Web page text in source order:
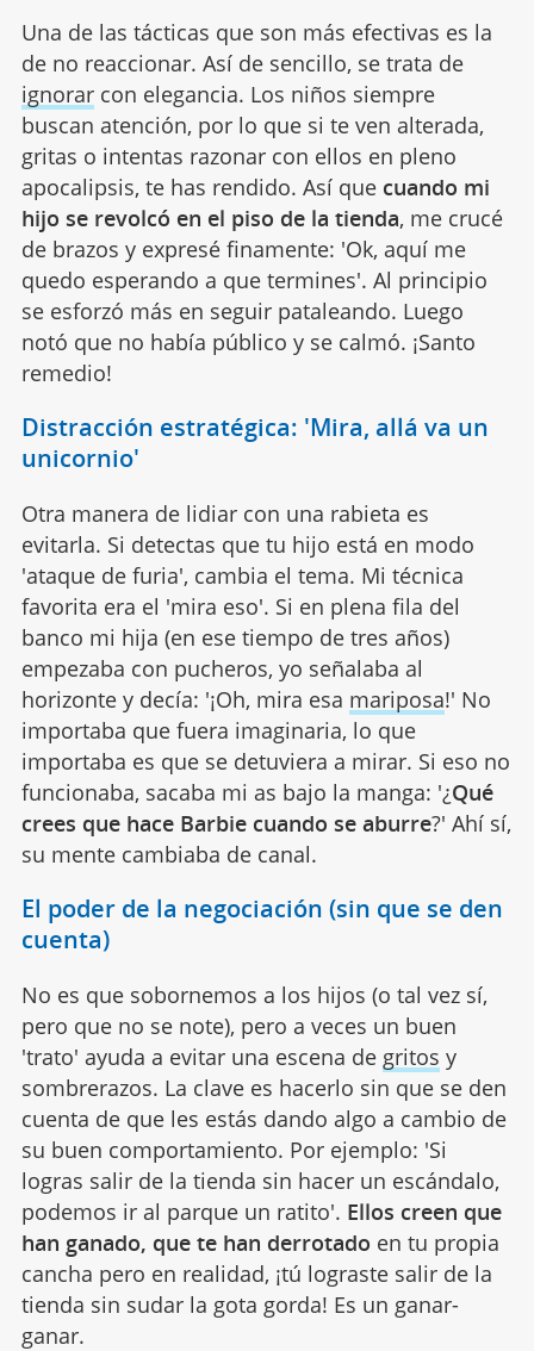
Una de las tácticas que son más efectivas es la
de no reaccionar. Así de sencillo, se trata de
ignorarcon elegancia. Los niños siempre
buscan atención, por lo que si te ven alterada,
gritas o intentas razonar con ellos en pleno
apocalipsis, te has rendido. Así quecuando mi
hijo se revolcó en el piso de la tienda, me crucé
de brazos y expresé finamente: 'Ok, aquí me
quedo esperando a que termines'. Al principio
se esforzó más en seguir pataleando. Luego
notó que no había público y se calmó. ¡Santo
remedio!
Distracción estratégica: 'Mira, allá va un
unicornio'
Otra manera de lidiar con una rabieta es
evitarla. Si detectas que tu hijo está en modo
'ataque de furia', cambia el tema. Mi técnica
favorita era el 'mira eso'. Si en plena fila del
banco mi hija (en ese tiempo de tres años)
empezaba con pucheros, yo señalaba al
horizonte y decía: '¡Oh, mira esa mariposa!' No
importaba que fuera imaginaria, lo que
importaba es que se detuviera a mirar. Si eso no
funcionaba, sacaba mi as bajo la manga: '¿Qué
crees que hace Barbie cuando se aburre?' Ahí sí,
su mente cambiaba de canal.
El poder de la negociación (sin que se den
cuenta)
No es que sobornemos a los hijos (o tal vez sí,
pero que no se note), pero a veces un buen
'trato' ayuda a evitar una escena de gritos y
sombrerazos. La clave es hacerlo sin que se den
cuenta de que les estás dando algo a cambio de
su buen comportamiento. Por ejemplo: 'Si
logras salir de la tienda sin hacer un escándalo,
podemos ir al parque un ratito'. Ellos creen que
han ganado, que te han derrotado en tu propia
cancha pero en realidad, ¡tú lograste salir de la
tienda sin sudar la gota gorda! Es un ganar-
ganar.